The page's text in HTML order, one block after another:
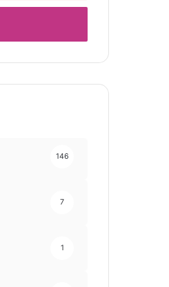
146
7
1